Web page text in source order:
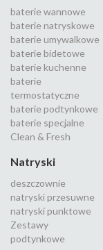
baterie wannowe
baterie natryskowe
baterie umywalkowe
baterie bidetowe
baterie kuchenne
baterie
termostatyczne
baterie podtynkowe
baterie specjalne
Clean & Fresh
Natryski
deszczownie
natryski przesuwne
natryski punktowe
Zestawy
podtynkowe